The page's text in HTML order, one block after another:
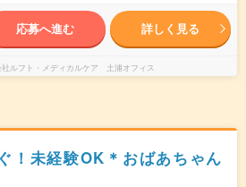
応募へ進む 詳しく見る
社ルフト・メディカルケア 土浦オフィス
！未経験OK＊おばあちゃん